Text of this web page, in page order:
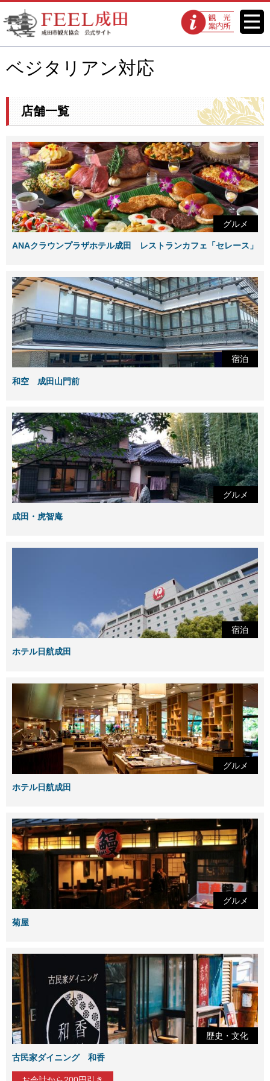
FEEL成田 成田市観光協会 公式
サイト
観光案内所
メニ
ュー
ベジタリアン対応
店舗一覧
グルメ
ANAクラウンプラザホテル成田 レストランカフェ「セレース」
宿泊
和空 成田山門前
グルメ
成田・虎智庵
宿泊
ホテル日航成田
グルメ
ホテル日航成田
グルメ
菊屋
歴史・文化
古民家ダイニング 和香